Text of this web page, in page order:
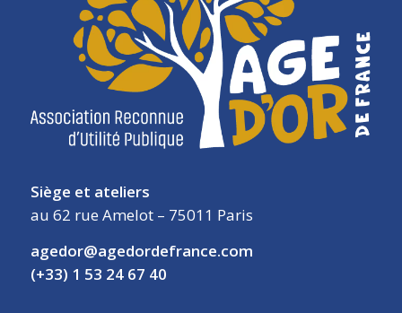
Siège et ateliers
au 62 rue Amelot – 75011 Paris
agedor@agedordefrance.com
(+33) 1 53 24 67 40